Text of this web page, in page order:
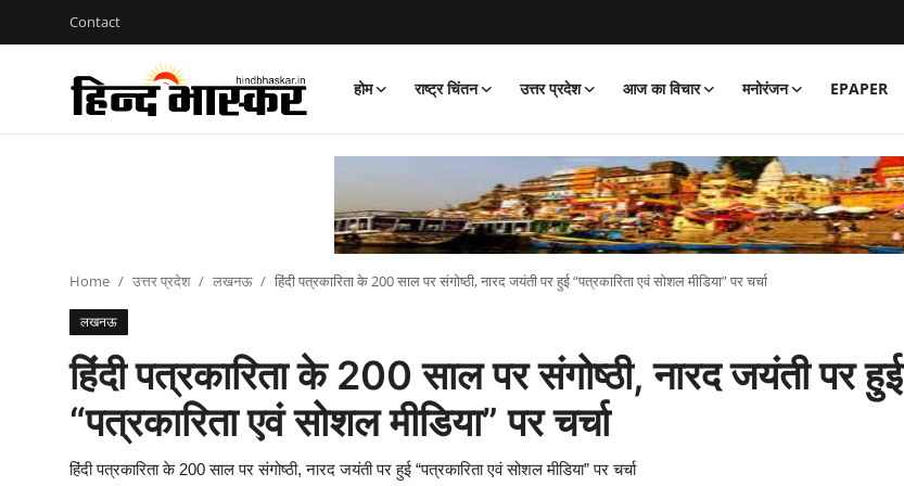
Contact
होम राष्ट्र चिंतन उत्तर प्रदेश आज का विचार मनोरंजन EPAPER
Login
Register
राष्ट्र चिंतन
उत्तर प्रदेश
आज का विचार
epaper
Home उत्तर प्रदेश लखनऊ हिंदी पत्रकारिता के 200 साल पर संगोष्ठी, नारद जयंती पर हुई “पत्रकारिता एवं सोशल मीडिया” पर चर्चा
लखनऊ
हिंदी पत्रकारिता के 200 साल पर संगोष्ठी, नारद जयंती पर हुई
“पत्रकारिता एवं सोशल मीडिया” पर चर्चा
हिंदी पत्रकारिता के 200 साल पर संगोष्ठी, नारद जयंती पर हुई “पत्रकारिता एवं सोशल मीडिया” पर चर्चा